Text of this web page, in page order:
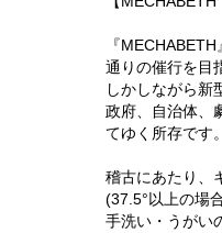
『
通りの催行を目
しかしながら新
政府、自治体、
てゆく所存です。
稽古にあたり、
(37.5°以上の場
手洗い・うがい